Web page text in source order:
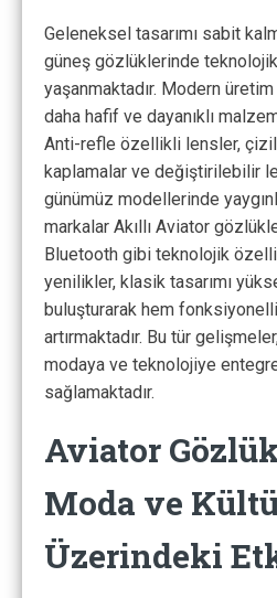
Geleneksel tasarımı sabit
güneş gözlüklerinde
yaşanmaktadır. Modern
daha hafif ve dayanıklı
Anti-refle özellikli lensler,
kaplamalar ve değiştirilebilir
günümüz modellerinde
markalar Akıllı Aviator
Bluetooth gibi teknolojik
yenilikler, klasik tasarımı
buluşturarak hem
artırmaktadır. Bu tür
modaya ve teknolojiye
sağlamaktadır.
Aviator
Moda ve
Üzerindeki